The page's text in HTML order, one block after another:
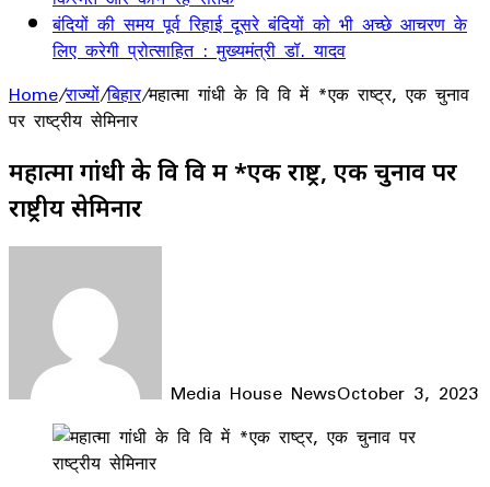
बंदियों की समय पूर्व रिहाई दूसरे बंदियों को भी अच्छे आचरण के
लिए करेगी प्रोत्साहित : मुख्यमंत्री डॉ. यादव
Home/राज्यों/बिहार/महात्मा गांधी के वि वि में *एक राष्ट्र, एक चुनाव
पर राष्ट्रीय सेमिनार
महात्मा गांधी के वि वि में *एक राष्ट्र, एक चुनाव पर
राष्ट्रीय सेमिनार
Media House NewsOctober 3, 2023
Facebook
LinkedIn
WhatsApp
Telegram